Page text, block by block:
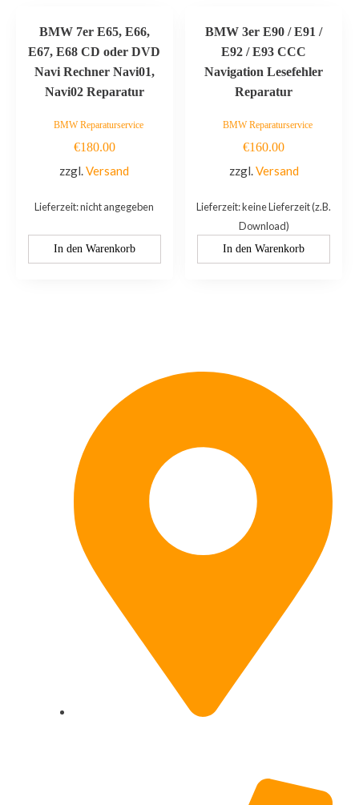
BMW 7er E65, E66,
E67, E68 CD oder DVD
Navi Rechner Navi01,
Navi02 Reparatur
BMW Reparaturservice
€180.00
zzgl.Versand
Lieferzeit: nicht angegeben
In den Warenkorb
BMW 3er E90 / E91 /
E92 / E93 CCC
Navigation Lesefehler
Reparatur
BMW Reparaturservice
€160.00
zzgl.Versand
Lieferzeit: keine Lieferzeit (z.B.
Download)
In den Warenkorb